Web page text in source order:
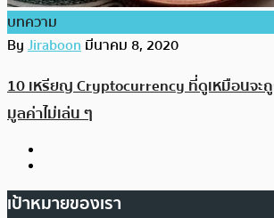
บทความ
ByJiraboonมีนาคม 8, 2020
10 เหรียญ Cryptocurrency ที่ดูเหมือนจะ
มูลค่าไม่เล่น ๆ
เป้าหมายของเรา